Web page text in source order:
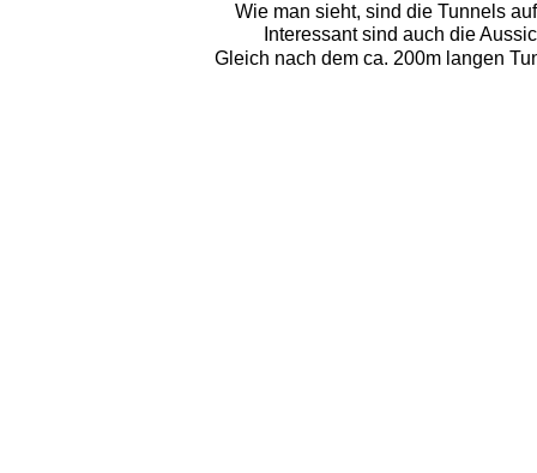
Wie man sieht, sind die Tunnels
Interessant sind auch die
Gleich nach dem ca. 200m langen